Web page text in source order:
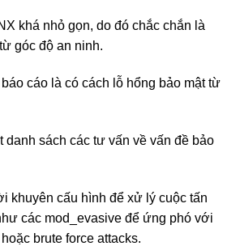
khá nhỏ gọn, do đó chắc chắn là
góc độ an ninh.
cáo là có cách lỗ hổng bảo mật từ
danh sách các tư vấn về vấn đề bảo
khuyên cấu hình để xử lý cuộc tấn
các mod_evasive để ứng phó với
brute force attacks.